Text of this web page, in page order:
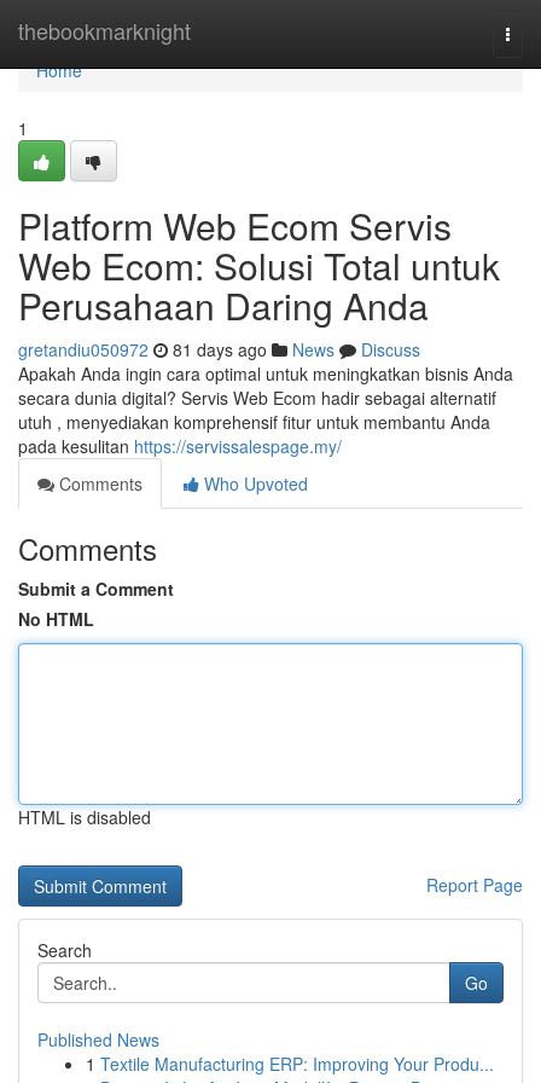
thebookmarknight
Home
Home
1
Platform Web Ecom Servis
Web Ecom: Solusi Total untuk
Perusahaan Daring Anda
gretandiu050972 81 days ago News
Discuss
Apakah Anda ingin cara optimal untuk meningkatkan bisnis Anda
secara dunia digital? Servis Web Ecom hadir sebagai alternatif
utuh , menyediakan komprehensif fitur untuk membantu Anda
pada kesulitan https://servissalespage.my/
Comments
Who Upvoted
Comments
Submit a Comment
No HTML
HTML is disabled
Report Page
Search
Go
Published News
1 Textile Manufacturing ERP: Improving Your Produ...